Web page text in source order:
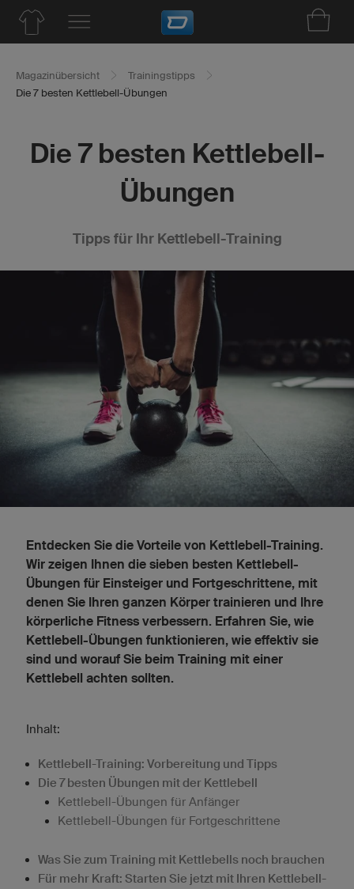
Magazinübersicht
Trainingstipps
Die 7 besten Kettlebell-Übungen
Die 7 besten Kettlebell-
Übungen
Tipps für Ihr Kettlebell-Training
Entdecken Sie die Vorteile von Kettlebell-Training.
Wir zeigen Ihnen die sieben besten Kettlebell-
Übungen für Einsteiger und Fortgeschrittene, mit
denen Sie Ihren ganzen Körper trainieren und Ihre
körperliche Fitness verbessern. Erfahren Sie, wie
Kettlebell-Übungen funktionieren, wie effektiv sie
sind und worauf Sie beim Training mit einer
Kettlebell achten sollten.
Inhalt:
Kettlebell-Training: Vorbereitung und Tipps
Die 7 besten Übungen mit der Kettlebell
Kettlebell-Übungen für Anfänger
Kettlebell-Übungen für Fortgeschrittene
Was Sie zum Training mit Kettlebells noch brauchen
Für mehr Kraft: Starten Sie jetzt mit Ihren Kettlebell-